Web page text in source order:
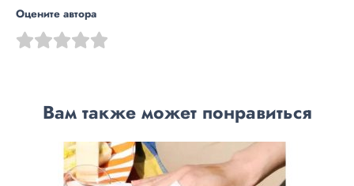
Оцените автора
Вам также может понравиться